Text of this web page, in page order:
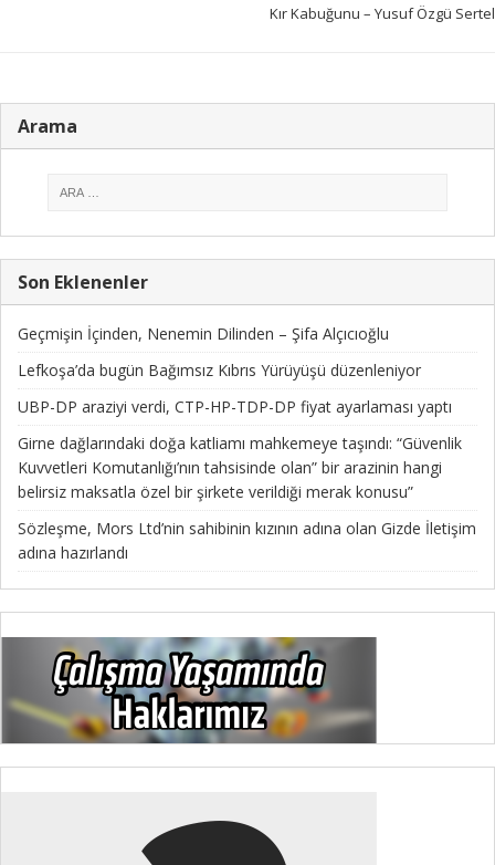
Kır Kabuğunu – Yusuf Özgü Sertel
Arama
Son Eklenenler
Geçmişin İçinden, Nenemin Dilinden – Şifa Alçıcıoğlu
Lefkoşa’da bugün Bağımsız Kıbrıs Yürüyüşü düzenleniyor
UBP-DP araziyi verdi, CTP-HP-TDP-DP fiyat ayarlaması yaptı
Girne dağlarındaki doğa katliamı mahkemeye taşındı: “Güvenlik
Kuvvetleri Komutanlığı’nın tahsisinde olan” bir arazinin hangi
belirsiz maksatla özel bir şirkete verildiği merak konusu”
Sözleşme, Mors Ltd’nin sahibinin kızının adına olan Gizde İletişim
adına hazırlandı